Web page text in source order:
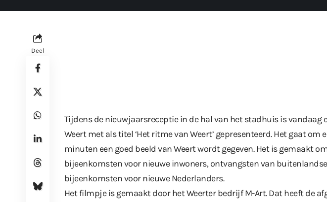
Deel
Tijdens de nieuwjaarsreceptie in de hal van het stadhuis is vandaag
Weert met als titel ‘Het ritme van Weert’ gepresenteerd. Het gaat
minuten een goed beeld van Weert wordt gegeven. Het is gemaakt
bijeenkomsten voor nieuwe inwoners, ontvangsten van
bijeenkomsten voor nieuwe Nederlanders.
Het filmpje is gemaakt door het Weerter bedrijf M-Art. Dat heeft de